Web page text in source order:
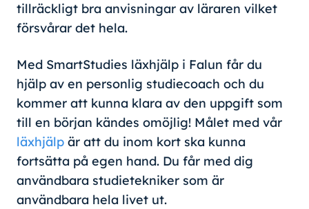
tillräckligt bra anvisningar av läraren vilket
försvårar det hela.
Med SmartStudies läxhjälp i Falun får du
hjälp av en personlig studiecoach och du
kommer att kunna klara av den uppgift som
till en början kändes omöjlig! Målet med vår
läxhjälp är att du inom kort ska kunna
fortsätta på egen hand. Du får med dig
användbara studietekniker som är
användbara hela livet ut.